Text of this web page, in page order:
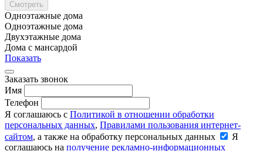
Смотреть
Одноэтажные дома
Одноэтажные дома
Двухэтажные дома
Дома с мансардой
Показать
Заказать звонок
Имя
Телефон
Я соглашаюсь с Политикой в отношении обработки
персональных данных, Правилами пользования интернет-
сайтом, а также на обработку персональных данных
Я
соглашаюсь на получение рекламно-информационных